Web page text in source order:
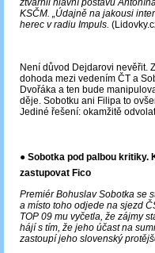
KSČM. „Údajně na jakousi
herec v radiu Impuls.
Není důvod Dejdarovi nevěřit.
dohoda mezi vedením ČT a
Dvořáka a ten bude
děje. Sobotku ani Filipa to
Jediné řešení: okamžitě
● Sobotka pod palbou kritiky.
zastupovat Fico
Premiér Bohuslav Sobotka se
a místo toho odjede na sjezd
TOP 09 mu vyčetla, že zájmy
hájí s tím, že jeho účast na
zastoupí jeho slovenský